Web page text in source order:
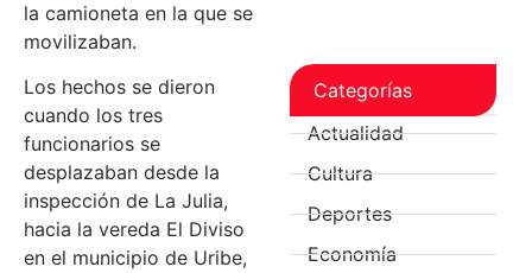
la camioneta en la que se
movilizaban.
Los hechos se dieron
cuando los tres
funcionarios se
desplazaban desde la
inspección de La Julia,
hacia la vereda El Diviso
en el municipio de Uribe,
Categorías
Actualidad
Cultura
Deportes
Economía